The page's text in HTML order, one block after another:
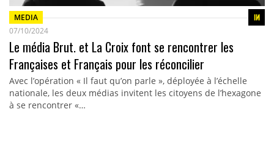
MEDIA
07/10/2024
Le média Brut. et La Croix font se rencontrer les
Françaises et Français pour les réconcilier
Avec l’opération « Il faut qu’on parle », déployée à l’échelle
nationale, les deux médias invitent les citoyens de l’hexagone
à se rencontrer «…